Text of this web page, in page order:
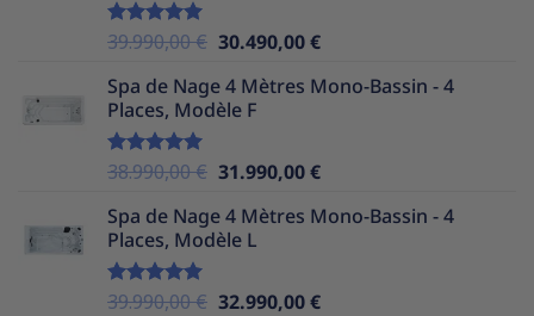
Note5.00
39.990,00€ Le
initial
était :
30.490,00€Le
actuel
Spa de Nage 4 Mètres Mono-Bassin - 4
Places, Modèle F
Note5.00
38.990,00€ Le
initial
était :
31.990,00€Le
actuel
Spa de Nage 4 Mètres Mono-Bassin - 4
Places, Modèle L
Note5.00
39.990,00€ Le
32.990,00€Le